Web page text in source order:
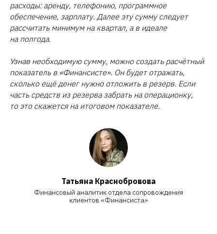
расходы: аренду, телефонию, программное
обеспечение, зарплату. Далее эту сумму следует
рассчитать минимум на квартал, а в идеале
на полгода.
Узнав необходимую сумму, можно создать расчётный
показатель в «Финансисте». Он будет отражать,
сколько ещё денег нужно отложить в резерв. Если
часть средств из резерва забрать на операционку,
то это скажется на итоговом показателе.
Татьяна Красноброво ва
Финансовый аналитик отдела сопровождения
клиентов «Финансиста»